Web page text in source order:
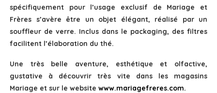
spécifiquement pour l’usage exclusif de Mariage et
Frères s’avère être un objet élégant, réalisé par un
souffleur de verre. Inclus dans le packaging, des filtres
facilitent l’élaboration du thé.
Une très belle aventure, esthétique et olfactive,
gustative à découvrir très vite dans les magasins
Mariage et sur le website www.mariagefreres.com.